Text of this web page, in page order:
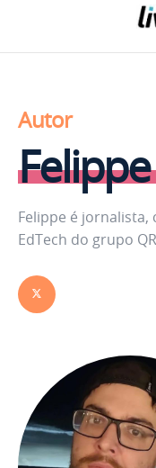
Autor
Felippe é
EdTech do grupo